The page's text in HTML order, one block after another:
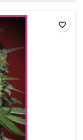
favorite_border